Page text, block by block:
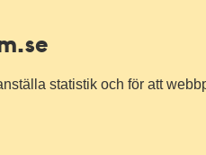
statistik och för att